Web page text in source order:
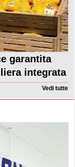
garantita
integrata
Vedi tutte